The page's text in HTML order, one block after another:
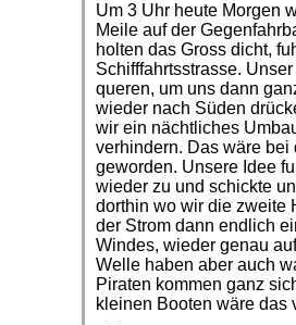
Um 3 Uhr heute Morgen
Meile auf der
holten das Gross dicht,
Schifffahrtsstrasse.
queren, um uns dann
wieder nach Süden
wir ein nächtliches
verhindern. Das wäre
geworden. Unsere Idee
wieder zu und schickte
dorthin wo wir die zweite
der Strom dann endlich
Windes, wieder genau
Welle haben aber auch
Piraten kommen ganz
kleinen Booten wäre das